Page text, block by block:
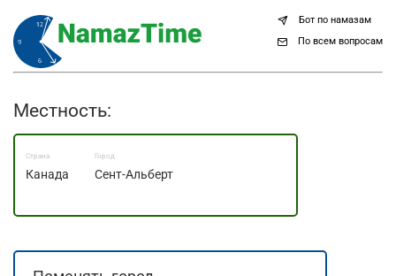
Бот по намазам
По всем вопросам
Местность:
Страна
Канада
Город
Сент-Альберт